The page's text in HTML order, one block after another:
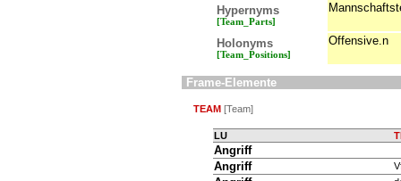
Hypernyms
[Team_Parts]
Holonyms
[Team_Positions]
Offensive.n
Frame-Elemente
TEAM [Team]
LU
Angriff
Angriff